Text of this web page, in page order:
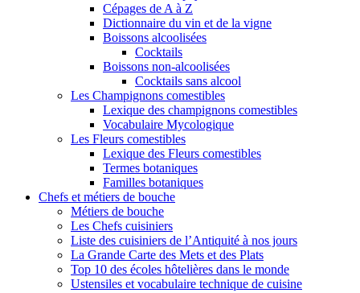
Cépages de A à Z
Dictionnaire du vin et de la vigne
Boissons alcoolisées
Cocktails
Boissons non-alcoolisées
Cocktails sans alcool
Les Champignons comestibles
Lexique des champignons comestibles
Vocabulaire Mycologique
Les Fleurs comestibles
Lexique des Fleurs comestibles
Termes botaniques
Familles botaniques
Chefs et métiers de bouche
Métiers de bouche
Les Chefs cuisiniers
Liste des cuisiniers de l’Antiquité à nos jours
La Grande Carte des Mets et des Plats
Top 10 des écoles hôtelières dans le monde
Ustensiles et vocabulaire technique de cuisine